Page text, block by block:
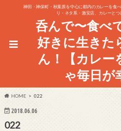
神田・神保町・秋葉原を中心に都内のカレーを
り・ネタ系・激安店、カレーと
呑んで〜食べ
好きに生きた
ん！【カレー
ゃ毎日が
HOME 022
2018.06.06
022